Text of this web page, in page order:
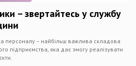
– звертайтесь у службу
персоналу – найбільш важлива складова
підприємства, яка дає змогу реалізувати